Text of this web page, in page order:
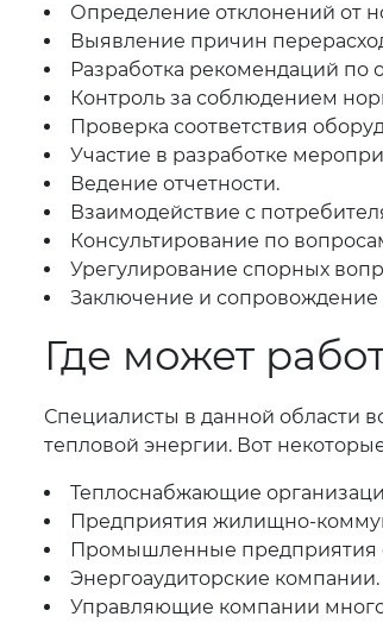
Определение отклонений от
Выявление причин
Разработка рекомендаций по
Контроль за соблюдением
Проверка соответствия
Участие в разработке
Ведение отчетности.
Взаимодействие с
Консультирование по
Урегулирование спорных
Заключение и сопровождение
Где может
Специалисты в данной области
тепловой энергии. Вот
Теплоснабжающие
Предприятия жилищно-
Промышленные предприятия
Энергоаудиторские компании.
Управляющие компании